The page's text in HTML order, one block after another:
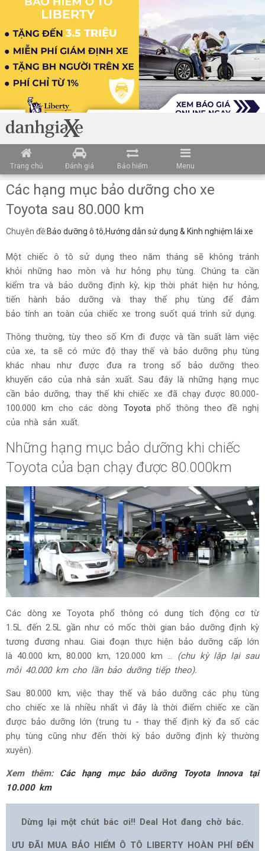
Trang chủ Đánh giá Bảo hiểm Menu
Các hạng mục bảo dưỡng cho xe
Toyota sau 80.000 km
Chuyên đề:Bảo dưỡng ô tô,Hướng dẫn sử dụng & Kinh nghiệm lái xe
Một chiếc ô tô sử dụng theo năm tháng sẽ không tránh
khỏi những hao mòn và hư hỏng phụ tùng. Chúng ta cần
kiểm tra và bảo dưỡng định kỳ, kịp thời phát hiện hư hỏng,
tiến hành bảo dưỡng và thay thế phụ tùng để đảm
bảo tính an toàn của chiếc xe trong suốt quá trình sử dụng.
Thông thường, tùy theo số Km đi được và tần suất làm việc
của xe, ta sẽ có mức độ thay thế và bảo dưỡng phụ tùng
khác nhau như được đưa ra trong sổ bảo dưỡng theo
khuyến cáo của nhà sản xuất. Sau đây là những hạng mục
cần bảo dưỡng, thay thế khi chiếc xe đã chạy được 80.000-
100.000 km cho các dòng Toyotaphổ thông theo đề nghị
của nhà sản xuất.
Những hạng mục bảo dưỡng khi chiếc
Toyota của bạn chạy được 80.000km
Các dòng xe Toyota phổ thông có dung tích động cơ từ
1.5L đến 2.5L gần như có mốc thời gian bảo dưỡng định kỳ
tương đương nhau. Giai đoạn thực hiện bảo dưỡng cấp lớn
là 40.000 km, 80.000 km, 120.000 km … (chu kỳ lặp lại sau
mỗi 40.000 km cho lần bảo dưỡng tiếp theo).
Sau 80.000 km, việc thay thế và bảo dưỡng các phụ tùng
cho chiếc xe là nhiều nhất vì đây là thời điểm chiếc xe cần
được bảo dưỡng lớn (trung tu - thay thế định kỳ đa số các
phụ tùng cũng như đến thời kỳ bảo dưỡng định kỳ thường
xuyên).
Xem thêm: Các hạng mục bảo dưỡng Toyota Innova tại
10.000 km
Dừng lại một chút bác ơi!! Deal Hot đang chờ bác.
ƯU ĐÃI MUA BẢO HIỂM Ô TÔ LIBERTY HOÀN PHÍ ĐẾN